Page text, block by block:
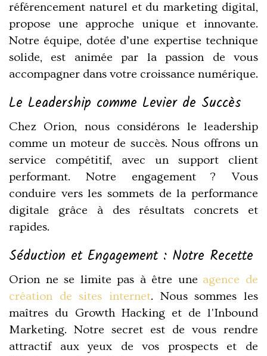
référencement naturel et du marketing digital,
propose une approche unique et innovante.
Notre équipe, dotée d’une expertise technique
solide, est animée par la passion de vous
accompagner dans votre croissance numérique.
Le Leadership comme Levier de Succès
Chez Orion, nous considérons le leadership
comme un moteur de succès. Nous offrons un
service compétitif, avec un support client
performant. Notre engagement ? Vous
conduire vers les sommets de la performance
digitale grâce à des résultats concrets et
rapides.
Séduction et Engagement : Notre Recette
Orion ne se limite pas à être une agence de
création de sites internet. Nous sommes les
maîtres du Growth Hacking et de l'Inbound
Marketing. Notre secret est de vous rendre
attractif aux yeux de vos prospects et de